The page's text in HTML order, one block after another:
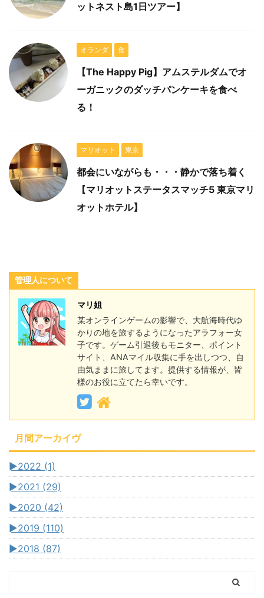
ットネスト島1日ツアー】
オランダ 食
【The Happy Pig】アムステルダムでオ
ーガニックのダッチパンケーキを食べ
る！
マリオット 東京
都会にいながらも・・・静かで落ち着く
【マリオットステータスマッチ5 東京マリ
オットホテル】
管理人について
マリ姐
某オンラインゲームの影響で、大航海時代ゆ
かりの地を旅するようになったアラフォー女
子です。ゲーム引退後もモニター、ポイント
サイト、ANAマイル収集に手を出しつつ、自
由気ままに旅してます。提供する情報が、皆
様のお役に立てたら幸いです。
月間アーカイヴ
►2022 (1)
►2021 (29)
►2020 (42)
►2019 (110)
►2018 (87)